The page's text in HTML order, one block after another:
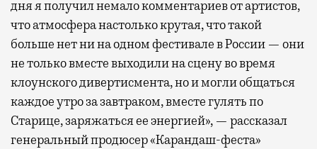
дня я получил немало комментариев от артистов,
что атмосфера настолько крутая, что такой
больше нет ни на одном фестивале в России — они
не только вместе выходили на сцену во время
клоунского дивертисмента, но и могли общаться
каждое утро за завтраком, вместе гулять по
Старице, заряжаться ее энергией», — рассказал
генеральный продюсер «Карандаш-феста»